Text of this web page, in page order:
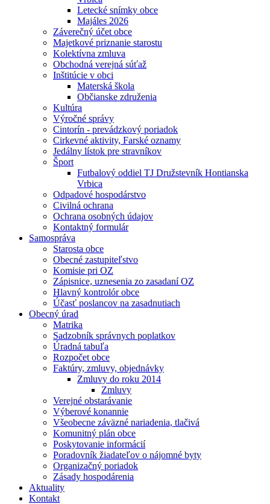
Letecké snímky obce
Majáles 2026
Záverečný účet obce
Majetkové priznanie starostu
Kolektívna zmluva
Obchodná verejná súťaž
Inštitúcie v obci
Materská škola
Občianske združenia
Kultúra
Výročné správy
Cintorín - prevádzkový poriadok
Cirkevné aktivity, Farské oznamy
Jedálny lístok pre stravníkov
Šport
Futbalový oddiel TJ Družstevník Hontianska
Vrbica
Odpadové hospodárstvo
Civilná ochrana
Ochrana osobných údajov
Kontaktný formulár
Samospráva
Starosta obce
Obecné zastupiteľstvo
Komisie pri OZ
Zápisnice, uznesenia zo zasadaní OZ
Hlavný kontrolór obce
Účasť poslancov na zasadnutiach
Obecný úrad
Matrika
Sadzobník správnych poplatkov
Úradná tabuľa
Rozpočet obce
Faktúry, zmluvy, objednávky
Zmluvy do roku 2014
Zmluvy
Verejné obstarávanie
Výberové konannie
Všeobecne záväzné nariadenia, tlačivá
Komunitný plán obce
Poskytovanie informácií
Poradovník žiadateľov o nájomné byty
Organizačný poriadok
Zásady hospodárenia
Aktuality
Kontakt